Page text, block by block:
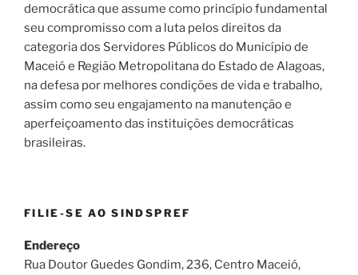
democrática que assume como princípio fundamental
seu compromisso com a luta pelos direitos da
categoria dos Servidores Públicos do Município de
Maceió e Região Metropolitana do Estado de Alagoas,
na defesa por melhores condições de vida e trabalho,
assim como seu engajamento na manutenção e
aperfeiçoamento das instituições democráticas
brasileiras.
FILIE-SE AO SINDSPREF
Endereço
Rua Doutor Guedes Gondim, 236, Centro Maceió,